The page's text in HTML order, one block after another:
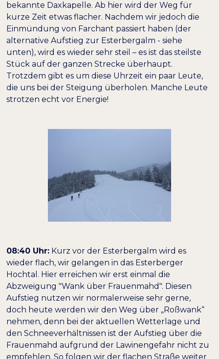
bekannte Daxkapelle. Ab hier wird der Weg für
kurze Zeit etwas flacher. Nachdem wir jedoch die
Einmündung von Farchant passiert haben (der
alternative Aufstieg zur Esterbergalm - siehe
unten), wird es wieder sehr steil – es ist das steilste
Stück auf der ganzen Strecke überhaupt.
Trotzdem gibt es um diese Uhrzeit ein paar Leute,
die uns bei der Steigung überholen. Manche Leute
strotzen echt vor Energie!
08:40 Uhr: Kurz vor der Esterbergalm wird es
wieder flach, wir gelangen in das Esterberger
Hochtal. Hier erreichen wir erst einmal die
Abzweigung "Wank über Frauenmahd". Diesen
Aufstieg nutzen wir normalerweise sehr gerne,
doch heute werden wir den Weg über „Roßwank“
nehmen, denn bei der aktuellen Wetterlage und
den Schneeverhältnissen ist der Aufstieg über die
Frauenmahd aufgrund der Lawinengefahr nicht zu
empfehlen. So folgen wir der flachen Straße weiter